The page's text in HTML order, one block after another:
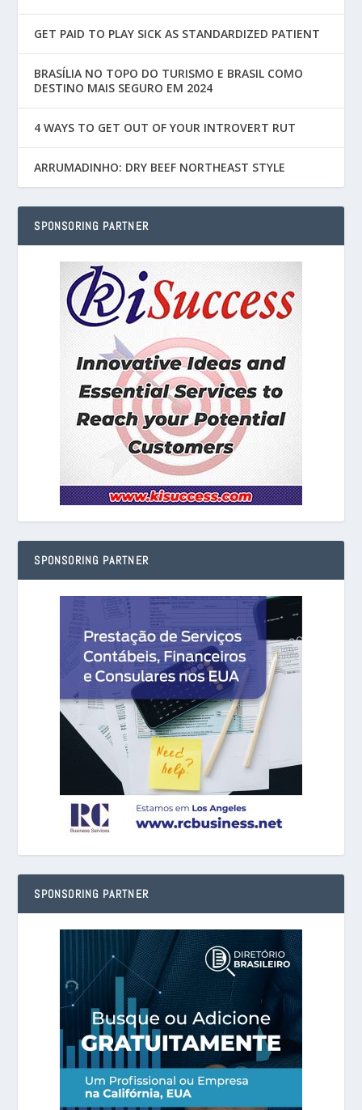
GET PAID TO PLAY SICK AS STANDARDIZED PATIENT
BRASÍLIA NO TOPO DO TURISMO E BRASIL COMO
DESTINO MAIS SEGURO EM 2024
4 WAYS TO GET OUT OF YOUR INTROVERT RUT
ARRUMADINHO: DRY BEEF NORTHEAST STYLE
SPONSORING PARTNER
SPONSORING PARTNER
SPONSORING PARTNER